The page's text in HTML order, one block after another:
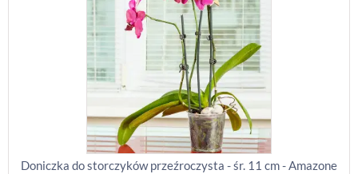
Doniczka do storczyków przeźroczysta - śr. 11 cm - Amazone